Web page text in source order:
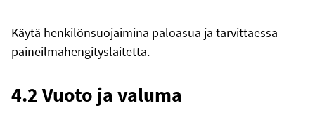
Käytä henkilönsuojaimina paloasua ja tarvittaessa
paineilmahengityslaitetta.
4.2 Vuoto ja valuma